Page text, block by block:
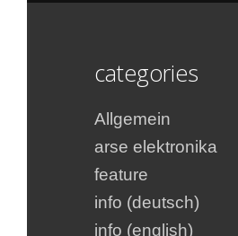
categories
Allgemein
arse elektronika
feature
info (deutsch)
info (english)